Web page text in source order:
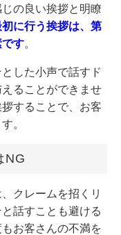
の良い挨拶と明瞭
に行う挨拶は、第
す。
した小声で話すド
ることができませ
することで、お客
。
NG
クレームを招くリ
話すことも避ける
お客さんの不満を